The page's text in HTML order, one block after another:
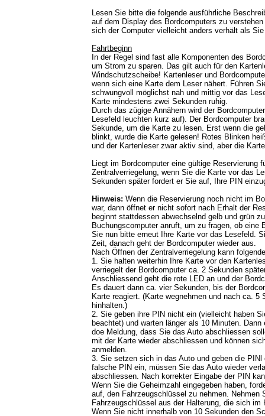
Lesen Sie bitte die folgende ausführliche
auf dem Display des Bordcomputers zu
sich der Computer vielleicht anders verhält als
Fahrtbeginn
In der Regel sind fast alle Komponenten des
um Strom zu sparen. Das gilt auch für den
Windschutzscheibe! Kartenleser und
wenn sich eine Karte dem Leser nähert. Führen
schwungvoll möglichst nah und mittig vor das
Karte mindestens zwei Sekunden ruhig.
Durch das zügige Annähern wird der
Lesefeld leuchten kurz auf). Der Bordcomputer
Sekunde, um die Karte zu lesen. Erst wenn die
blinkt, wurde die Karte gelesen! Rotes Blinken
und der Kartenleser zwar aktiv sind, aber die
Liegt im Bordcomputer eine gültige Reservierung
Zentralverriegelung, wenn Sie die Karte vor das
Sekunden später fordert er Sie auf, Ihre PIN
Hinweis: Wenn die Reservierung noch nicht im
war, dann öffnet er nicht sofort nach Erhalt der
beginnt stattdessen abwechselnd gelb und grün
Buchungscomputer anruft, um zu fragen, ob eine
Sie nun bitte erneut Ihre Karte vor das Lesefeld.
Zeit, danach geht der Bordcomputer wieder aus.
Nach Öffnen der Zentralverriegelung kann
1. Sie halten weiterhin Ihre Karte vor den
verriegelt der Bordcomputer ca. 2 Sekunden
Anschliessend geht die rote LED an und der
Es dauert dann ca. vier Sekunden, bis der
Karte reagiert. (Karte wegnehmen und nach ca. 5
hinhalten.)
2. Sie geben ihre PIN nicht ein (vielleicht haben
beachtet) und warten länger als 10 Minuten.
doe Meldung, dass Sie das Auto abschliessen
mit der Karte wieder abschliessen und können
anmelden.
3. Sie setzen sich in das Auto und geben die
falsche PIN ein, müssen Sie das Auto wieder
abschliessen. Nach korrekter Eingabe der PIN
Wenn Sie die Geheimzahl eingegeben haben,
auf, den Fahrzeugschlüssel zu nehmen. Nehmen
Fahrzeugschlüssel aus der Halterung, die sich im
Wenn Sie nicht innerhalb von 10 Sekunden den